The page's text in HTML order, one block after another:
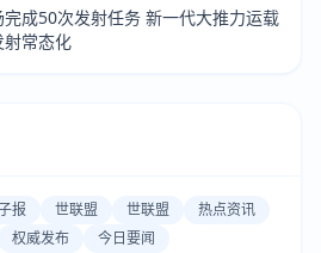
成50次发射任务 新一代大推力运载
射常态化
报 世联盟 世联盟
热点资讯
权威发布 今日要闻